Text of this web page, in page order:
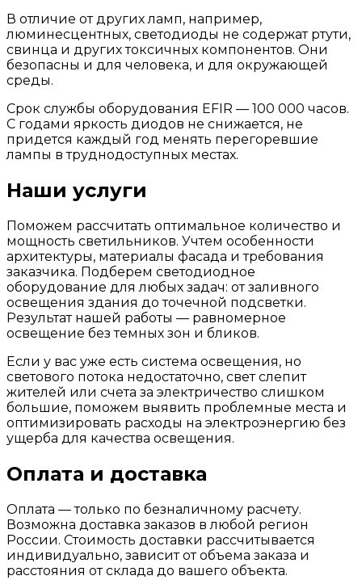
В отличие от других ламп, например,
люминесцентных, светодиоды не содержат ртути,
свинца и других токсичных компонентов. Они
безопасны и для человека, и для окружающей
среды.
Срок службы оборудования EFIR — 100 000 часов.
С годами яркость диодов не снижается, не
придется каждый год менять перегоревшие
лампы в труднодоступных местах.
Наши услуги
Поможем рассчитать оптимальное количество и
мощность светильников. Учтем особенности
архитектуры, материалы фасада и требования
заказчика. Подберем светодиодное
оборудование для любых задач: от заливного
освещения здания до точечной подсветки.
Результат нашей работы — равномерное
освещение без темных зон и бликов.
Если у вас уже есть система освещения, но
светового потока недостаточно, свет слепит
жителей или счета за электричество слишком
большие, поможем выявить проблемные места и
оптимизировать расходы на электроэнергию без
ущерба для качества освещения.
Оплата и доставка
Оплата — только по безналичному расчету.
Возможна доставка заказов в любой регион
России. Стоимость доставки рассчитывается
индивидуально, зависит от объема заказа и
расстояния от склада до вашего объекта.